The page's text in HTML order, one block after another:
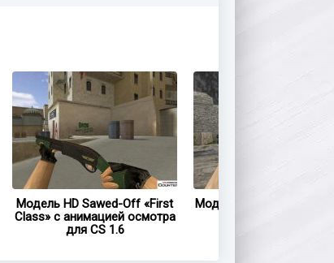
Модель HD Sawed-Off «First
Class» с анимацией осмотра
для CS 1.6
Модель HD Sawed-Off